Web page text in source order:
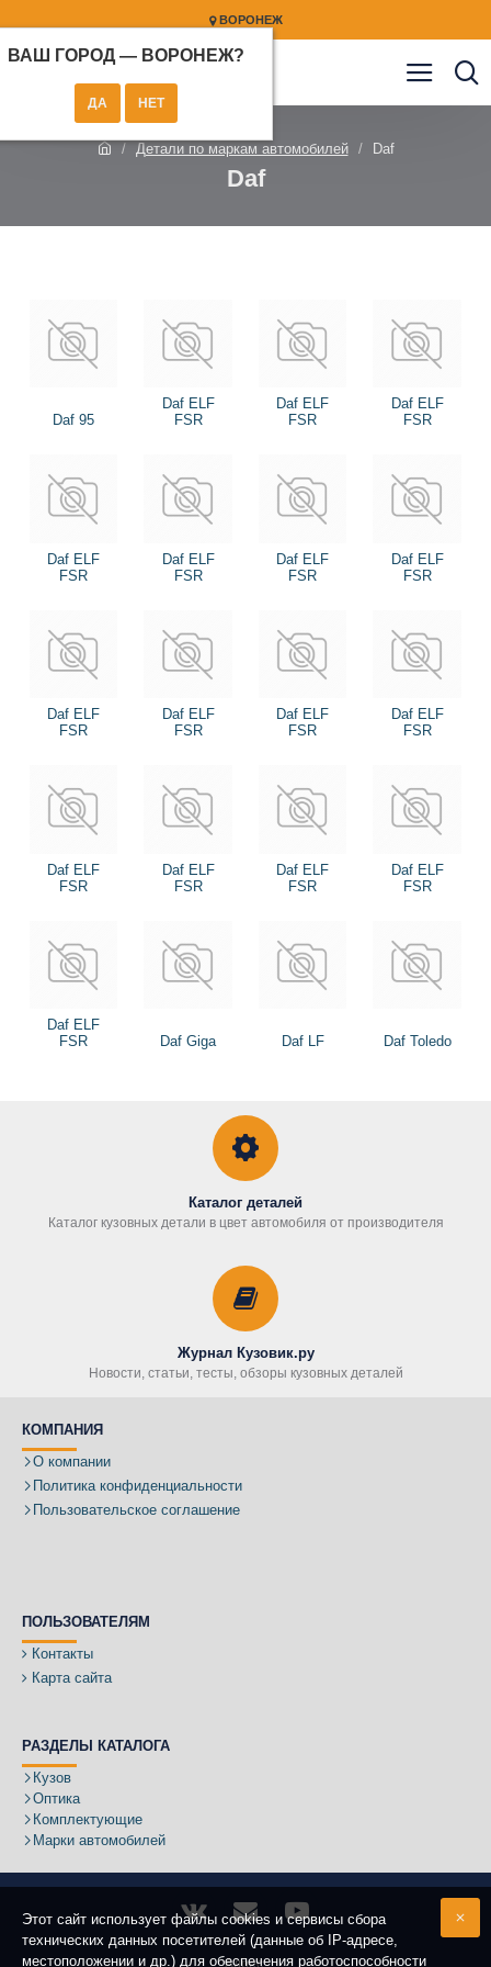
ВОРОНЕЖ
ВАШ ГОРОД — ВОРОНЕЖ?
Детали по маркам автомобилей Daf
Daf
Daf 95
Daf ELF
FSR
Daf ELF
FSR
Daf ELF
FSR
Daf ELF
FSR
Daf ELF
FSR
Daf ELF
FSR
Daf ELF
FSR
Daf ELF
FSR
Daf ELF
FSR
Daf ELF
FSR
Daf ELF
FSR
Daf ELF
FSR
Daf ELF
FSR
Daf ELF
FSR
Daf ELF
FSR
Daf ELF
FSR
Daf Giga Daf LF Daf Toledo
Каталог деталей
Каталог кузовных детали в цвет автомобиля от производителя
Журнал Кузовик.ру
Новости, статьи, тесты, обзоры кузовных деталей
КОМПАНИЯ
О компании
Политика конфиденциальности
Пользовательское соглашение
ПОЛЬЗОВАТЕЛЯМ
Контакты
Карта сайта
РАЗДЕЛЫ КАТАЛОГА
Кузов
Оптика
Комплектующие
Марки автомобилей
Этот сайт использует файлы cookies и сервисы сбора
технических данных посетителей (данные об IP-адресе,
местоположении и др.) для обеспечения работоспособности